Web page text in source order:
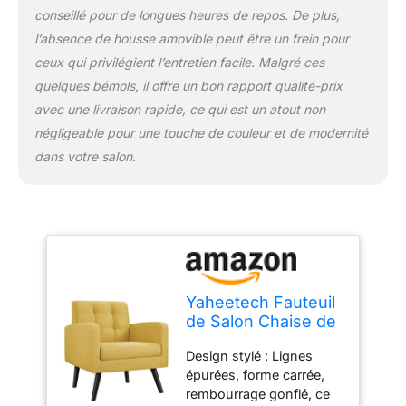
canapé 1 place permet de
s’installer dans une pièce
restreinte telle que
solarium, salon,
chambre, coin de lecture.
conseillé pour de longues heures de repos. De plus,
l’absence de housse amovible peut être un frein pour
ceux qui privilégient l’entretien facile. Malgré ces
quelques bémols, il offre un bon rapport qualité-prix
avec une livraison rapide, ce qui est un atout non
négligeable pour une touche de couleur et de modernité
dans votre salon.
Yaheetech Fauteuil
de Salon Chaise de
Fauteuil d'appoint
avec Dossier
Capitonné Pieds en
Design stylé : Lignes
épurées, forme carrée,
rembourrage gonflé, ce